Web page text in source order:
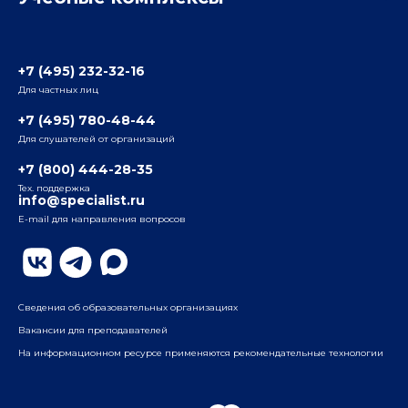
Радио
ул. Радио, д.24, корпус 1, 2-й подъезд, 2-й этаж
ул. Воронцовская, д. 35Б, корп.2, 5-й этаж
Бауманский
ул. Бауманская, д. 6, стр. 2, бизнес-центр «Виктория
Плаза», 4-й этаж
+7 (495) 232-32-16
Для частных лиц
+7 (495) 780-48-44
Для слушателей от организаций
+7 (800) 444-28-35
Тех. поддержка
info@specialist.ru
E-mail для направления вопросов
Сведения об образовательных организациях
Вакансии для преподавателей
На информационном ресурсе применяются рекомендательные технологии